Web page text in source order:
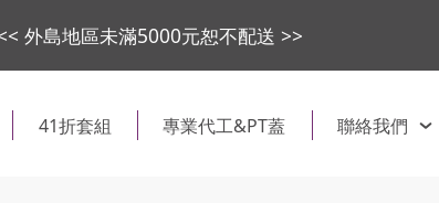
外島地區未滿5000元恕不配送 >>
41折套組 專業代工&PT蓋 聯絡我們